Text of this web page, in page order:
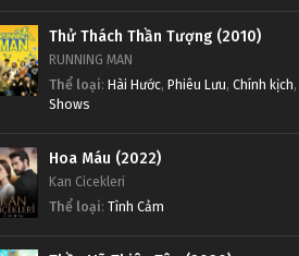
Thử Thách Thần Tượng (2010)
RUNNING MAN
Thể loại: Hài Hước, Phiêu Lưu, Chính kịch,
Shows
Hoa Máu (2022)
Kan Cicekleri
Thể loại: Tình Cảm